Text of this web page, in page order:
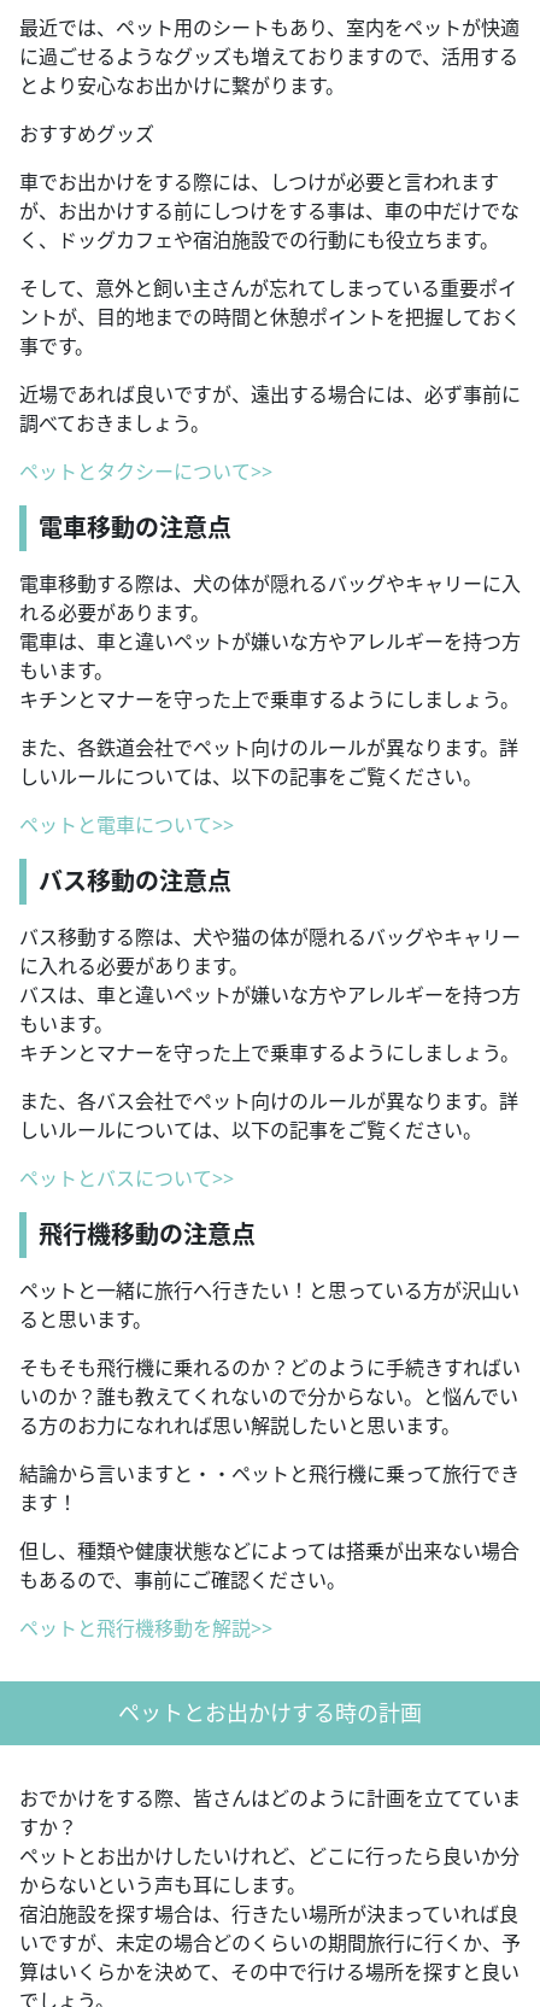
最近では、ペット用のシートもあり、室内をペットが快適
に過ごせるようなグッズも増えておりますので、活用する
とより安心なお出かけに繋がります。
おすすめグッズ
車でお出かけをする際には、しつけが必要と言われます
が、お出かけする前にしつけをする事は、車の中だけでな
く、ドッグカフェや宿泊施設での行動にも役立ちます。
そして、意外と飼い主さんが忘れてしまっている重要ポイ
ントが、目的地までの時間と休憩ポイントを把握しておく
事です。
近場であれば良いですが、遠出する場合には、必ず事前に
調べておきましょう。
ペットとタクシーについて>>
電車移動の注意点
電車移動する際は、犬の体が隠れるバッグやキャリーに入
れる必要があります。
電車は、車と違いペットが嫌いな方やアレルギーを持つ方
もいます。
キチンとマナーを守った上で乗車するようにしましょう。
また、各鉄道会社でペット向けのルールが異なります。詳
しいルールについては、以下の記事をご覧ください。
ペットと電車について>>
バス移動の注意点
バス移動する際は、犬や猫の体が隠れるバッグやキャリー
に入れる必要があります。
バスは、車と違いペットが嫌いな方やアレルギーを持つ方
もいます。
キチンとマナーを守った上で乗車するようにしましょう。
また、各バス会社でペット向けのルールが異なります。詳
しいルールについては、以下の記事をご覧ください。
ペットとバスについて>>
飛行機移動の注意点
ペットと一緒に旅行へ行きたい！と思っている方が沢山い
ると思います。
そもそも飛行機に乗れるのか？どのように手続きすればい
いのか？誰も教えてくれないので分からない。と悩んでい
る方のお力になれれば思い解説したいと思います。
結論から言いますと・・ペットと飛行機に乗って旅行でき
ます！
但し、種類や健康状態などによっては搭乗が出来ない場合
もあるので、事前にご確認ください。
ペットと飛行機移動を解説>>
ペットとお出かけする時の計画
おでかけをする際、皆さんはどのように計画を立てていま
すか？
ペットとお出かけしたいけれど、どこに行ったら良いか分
からないという声も耳にします。
宿泊施設を探す場合は、行きたい場所が決まっていれば良
いですが、未定の場合どのくらいの期間旅行に行くか、予
算はいくらかを決めて、その中で行ける場所を探すと良い
でしょう。